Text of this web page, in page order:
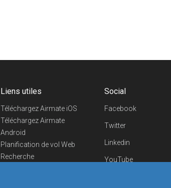
Liens utiles
Téléchargez Airmate iOS
Téléchargez Airmate
Android
Planification de vol Web
Recherche
Social
Facebook
Twitter
Linkedin
YouTube